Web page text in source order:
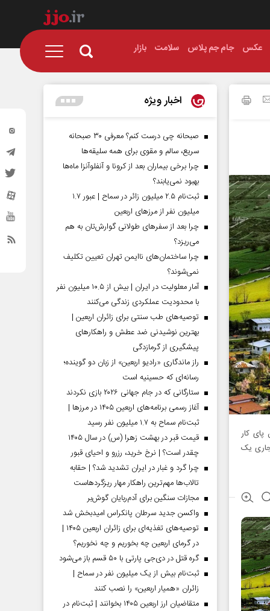
عکس جام جم پلاس سلامت بازار
پای کار
سالجاری یک
اخبار ویژه
صبحانه چی درست کنم؟ معرفی ۳۰ صبحانه
سریع، سالم و مقوی برای همه سلیقه‌ها
چرا برخی بیماران بعد از کرونا و آنفلوآنزا ماه‌ها
بهبود نمی‌یابند؟
ثبت‌نام ۲.۵ میلیون زائر در سماح | عبور ۱.۷
میلیون نفر از مرز‌های اربعین
چرا بعد از سفرهای طولانی گوارش‌تان به هم
می‌ریزد؟
چرا ساختمان‌های ناایمن تهران تعیین تکلیف
نمی‌شوند؟
آمار معلولیت در ایران | بیش از ۱۰.۵ میلیون نفر
با محدودیت عملکردی زندگی می‌کنند
توصیه‌های طب سنتی برای زائران اربعین |
بهترین نوشیدنی ضد عطش و راهکارهای
پیشگیری از گرمازدگی
راز ماندگاری «رادیو اربعین» از زبان دو گوینده؛
رسانه‌ای که حسینیه است
ستارگانی که در جام جهانی ۲۰۲۶ بازی نکردند
آغاز رسمی برنامه‌های اربعین ۱۴۰۵ در مرز‌ها |
ثبت‌نام سماح به ۱.۷ میلیون نفر رسید
قیمت قبر در بهشت زهرا (س) در سال ۱۴۰۵
چقدر است؟ | نرخ خرید، رزرو و احیای قبور
چرا گرد و غبار در ایران تشدید شد؟ | حقابه
تالاب‌ها مهم‌ترین راهکار مهار ریزگردهاست
مجازات سنگین برای آدم‌ربایان گوش‌بر
واکسن جدید سرطان پانکراس امیدبخش شد
توصیه‌های تغذیه‌ای برای زائران اربعین ۱۴۰۵ |
در گرمای اربعین چه بخوریم و چه نخوریم؟
گره قتل در دی‌جی پارتی با ۵۰ قسم باز می‌شود
ثبت‌نام بیش از یک میلیون نفر در سماح |
زائران «همیار اربعین» را نصب کنند
متقاضیان ارز اربعین ۱۴۰۵ بخوانند | ثبت‌نام در